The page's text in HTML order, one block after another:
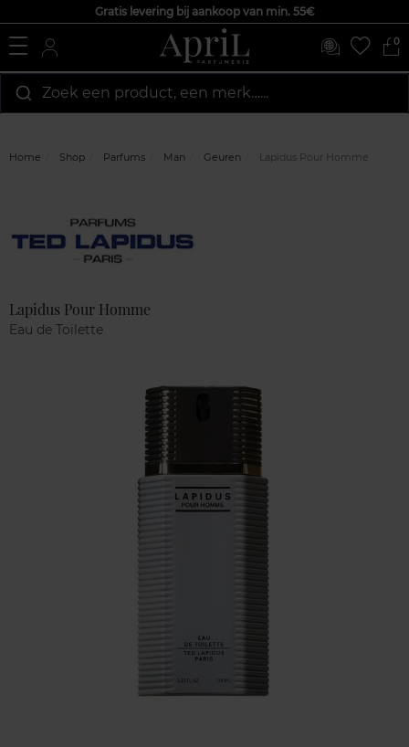
Gratis levering bij aankoop van min. 55€
0
Zoek een product, een merk…...
Home Shop Parfums Man Geuren Lapidus Pour Homme
Lapidus Pour Homme
Eau de Toilette